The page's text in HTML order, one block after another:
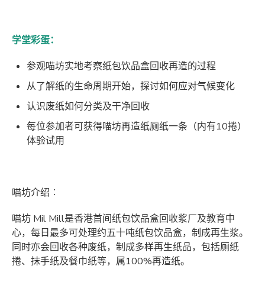
学堂彩蛋：
参观喵坊实地考察纸包饮品盒回收再造的过程
从了解纸的生命周期开始，探讨如何应对气候变化
认识废纸如何分类及干净回收
每位参加者可获得喵坊再造纸厕纸一条（内有10捲）
体验试用
喵坊介绍︰
喵坊 Mil Mill是香港首间纸包饮品盒回收浆厂及教育中
心，每日最多可处理约五十吨纸包饮品盒，制成再生浆。
同时亦会回收各种废纸，制成多样再生纸品，包括厕纸
捲、抹手纸及餐巾纸等，属100%再造纸。